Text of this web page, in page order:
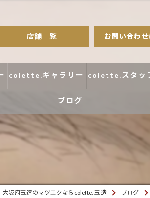
店舗一覧 お問い合わ
colette.ギャラリー colette.スタッ
ブログ
大阪府玉造のマツエクならcolette. 玉造 ブログ